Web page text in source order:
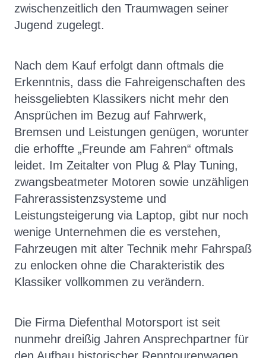
zwischenzeitlich den Traumwagen seiner
Jugend zugelegt.
Nach dem Kauf erfolgt dann oftmals die
Erkenntnis, dass die Fahreigenschaften des
heissgeliebten Klassikers nicht mehr den
Ansprüchen im Bezug auf Fahrwerk,
Bremsen und Leistungen genügen, worunter
die erhoffte „Freunde am Fahren“ oftmals
leidet. Im Zeitalter von Plug & Play Tuning,
zwangsbeatmeter Motoren sowie unzähligen
Fahrerassistenzsysteme und
Leistungsteigerung via Laptop, gibt nur noch
wenige Unternehmen die es verstehen,
Fahrzeugen mit alter Technik mehr Fahrspaß
zu enlocken ohne die Charakteristik des
Klassiker vollkommen zu verändern.
Die Firma Diefenthal Motorsport ist seit
nunmehr dreißig Jahren Ansprechpartner für